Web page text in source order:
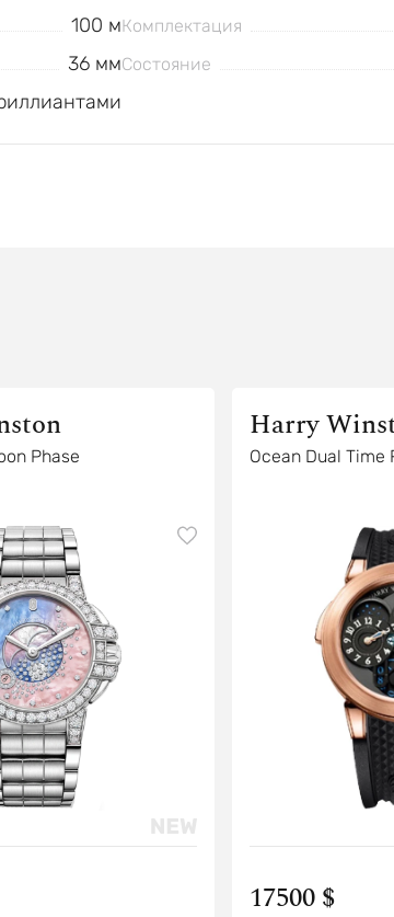
100 м
36 мм
Комплектация
Состояние
Phase
Harry
Ocean Dual Time
17500 $